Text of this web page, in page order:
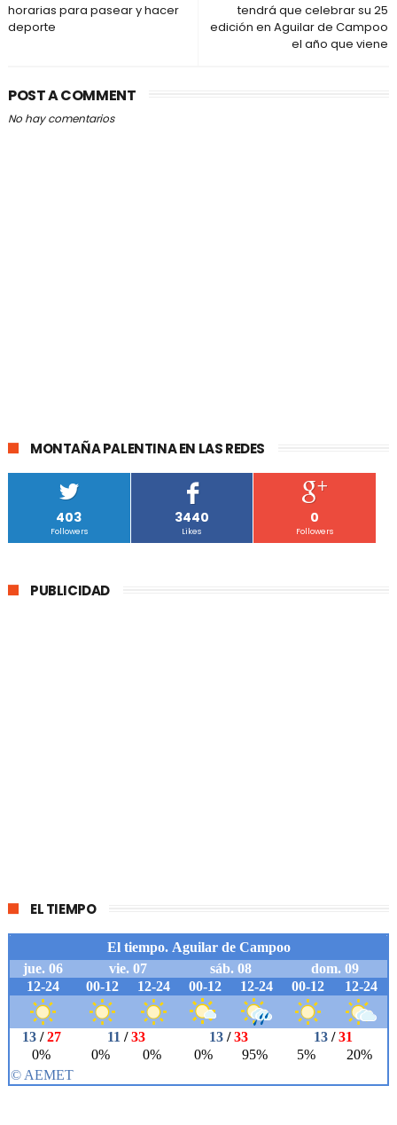
tendrá que celebrar su 25
edición en Aguilar de Campoo
el año que viene
horarias para pasear y hacer
deporte
POST A COMMENT
No hay comentarios
MONTAÑA PALENTINA EN LAS REDES
403
Followers
3440
Likes
0
Followers
PUBLICIDAD
EL TIEMPO